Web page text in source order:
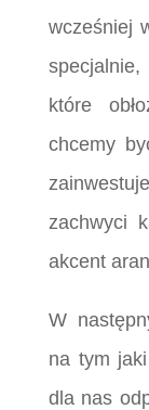
wcześniej
specjalnie,
które
chcemy
zachwyci
akcent
W
na tym
dla nas